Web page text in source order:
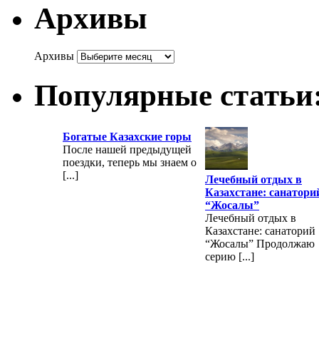
Архивы
Архивы
Популярные
Богатые Казахские горы
После нашей предыдущей
поездки, теперь мы знаем о
[...]
Лечебный отдых в
Казахстане:
“Жосалы”
Лечебный отдых в
Казахстане: санаторий
“Жосалы” Продолжаю
серию [...]